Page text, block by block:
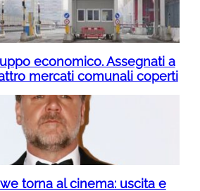
economico. Assegnati a
mercati comunali coperti
torna al cinema: uscita e